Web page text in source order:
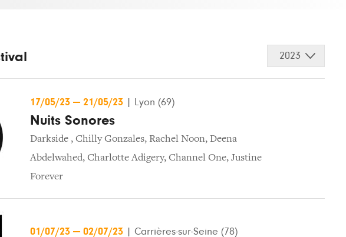
2023
17/05/23 — 21/05/23 Lyon (69)
Nuits Sonores
Darkside , Chilly Gonzales, Rachel Noon, Deena
Abdelwahed, Charlotte Adigery, Channel One, Justine
Forever
01/07/23 — 02/07/23 Carrières-sur-Seine (78)